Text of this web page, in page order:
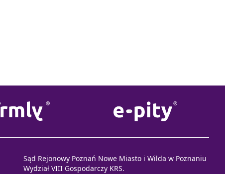
Sąd Rejonowy Poznań Nowe Miasto i Wilda w Poznaniu
Wydział VIII Gospodarczy KRS.